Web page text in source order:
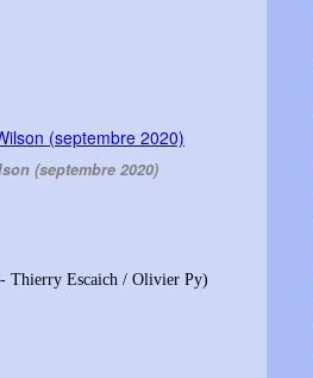
(septembre 2020)
- Thierry Escaich / Olivier Py)